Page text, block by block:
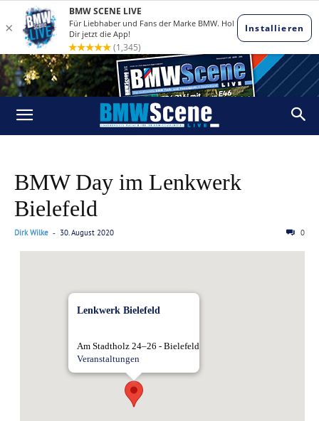
BMW Day im Lenkwerk
Bielefeld
Dirk Wilke - 30. August 2020 0
Lenkwerk Bielefeld
Am Stadtholz 24–26 - Bielefeld
Veranstaltungen